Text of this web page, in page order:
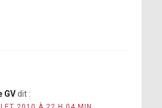
GV dit :